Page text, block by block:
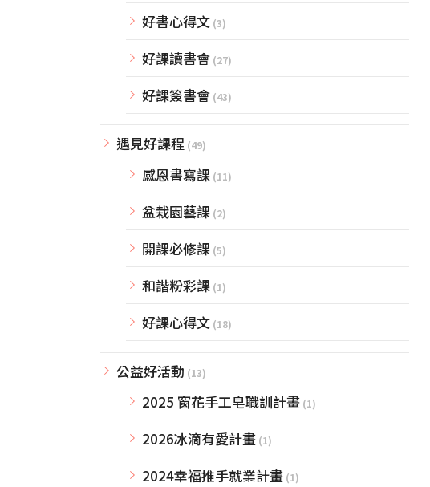
好書心得文 (3)
好課讀書會 (27)
好課簽書會 (43)
遇見好課程 (49)
感恩書寫課 (11)
盆栽園藝課 (2)
開課必修課 (5)
和諧粉彩課 (1)
好課心得文 (18)
公益好活動 (13)
2025 窗花手工皂職訓計畫 (1)
2026冰滴有愛計畫 (1)
2024幸福推手就業計畫 (1)